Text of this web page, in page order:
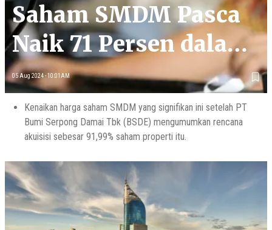
Saham SMDM Pasca
Naik 71 Persen dalam
Sepekan
05 Aug 2024 - 10:01AM
Kenaikan harga saham SMDM yang signifikan ini setelah PT
Bumi Serpong Damai Tbk (BSDE) mengumumkan rencana
akuisisi sebesar 91,99% saham properti itu.